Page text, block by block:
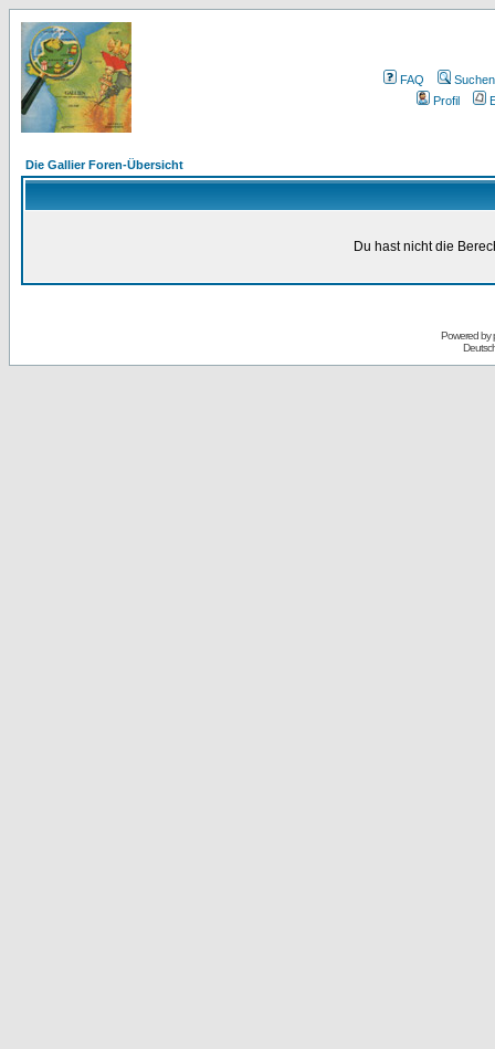
FAQ
Suchen
Profil
Die Gallier Foren-Übersicht
Du hast nicht die
Powered by